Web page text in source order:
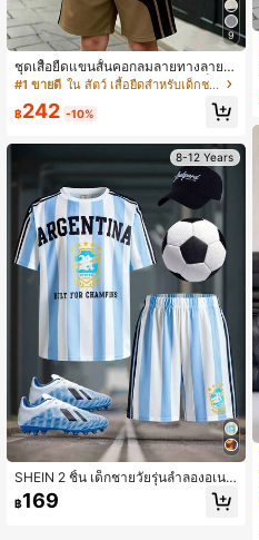
9
ชุดเสื้อยืดแขนสั้นคอกลมลายทางลายจุ
ดลายม้าสไตล์ลำลองกีฬาสำหรับเด็กผู้ช
บไม้ผลิ/ฤดูร้อน
#1 ขายดี ใน สัตว์ เสื้อยืดสำหรับเด็กชายวัยรุ่น
฿242 -10%
8-12 Years
SHEIN 2 ชิ้น เด็กชายวัยรุ่นลำลองอเนก
ประสงค์ สวมใส่สบาย ลายตัวอักษร คอก
ลม ทรงหลวม เสื้อยืดแขนสั้นและกางเก
฿169